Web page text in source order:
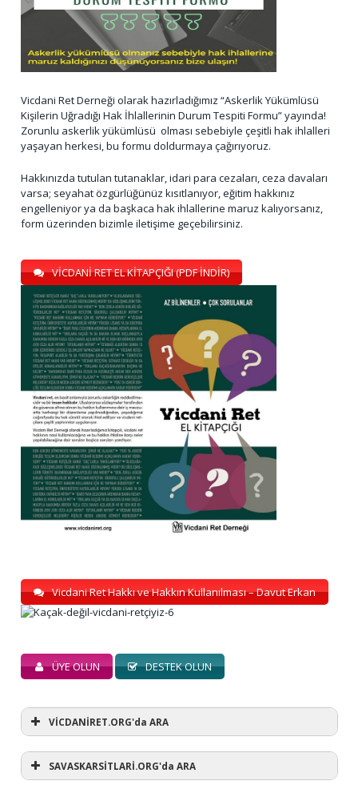
Vicdani Ret Derneği olarak hazırladığımız “Askerlik Yükümlüsü
Kişilerin Uğradığı Hak İhlallerinin Durum Tespiti Formu” yayında!
Zorunlu askerlik yükümlüsü olması sebebiyle çeşitli hak ihlalleri
yaşayan herkesi, bu formu doldurmaya çağırıyoruz.
Hakkınızda tutulan tutanaklar, idari para cezaları, ceza davaları
varsa; seyahat özgürlüğünüz kısıtlanıyor, eğitim hakkınız
engelleniyor ya da başkaca hak ihlallerine maruz kalıyorsanız,
form üzerinden bizimle iletişime geçebilirsiniz.
VİCDANİ RET EL KİTAPÇIĞI (PDF İNDİR)
Vicdani Ret Hakkı ve Hakkın Kullanılması – Davut Erkan
ÜYE OLUN DESTEK OLUN
VİCDANİRET.ORG'da ARA
SAVASKARSİTLARİ.ORG'da ARA